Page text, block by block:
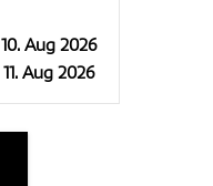
10. Aug 2026
11. Aug 2026